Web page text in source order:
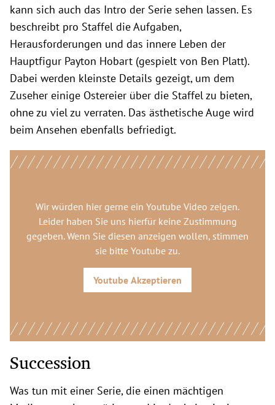
kann sich auch das Intro der Serie sehen lassen. Es
beschreibt pro Staffel die Aufgaben,
Herausforderungen und das innere Leben der
Hauptfigur Payton Hobart (gespielt von Ben Platt).
Dabei werden kleinste Details gezeigt, um dem
Zuseher einige Ostereier über die Staffel zu bieten,
ohne zu viel zu verraten. Das ästhetische Auge wird
beim Ansehen ebenfalls befriedigt.
Wir würden hier gerne ein Youtube Video zeigen.
Leider haben Sie uns hierfür keine Zustimmung
gegeben. Wenn Sie diesen anzeigen wollen, stimmen
sie bitte Youtube zu.
Youtube Akzeptieren
Succession
Was tun mit einer Serie, die einen mächtigen